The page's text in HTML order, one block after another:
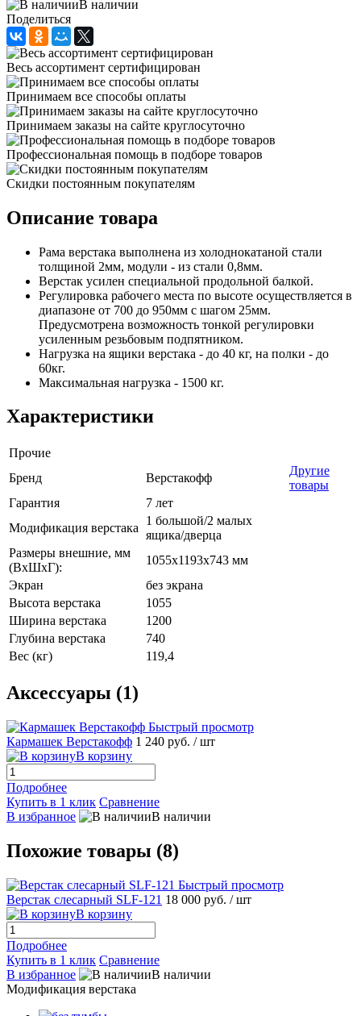
В наличии
Поделиться
Весь ассортимент сертифицирован
Принимаем все способы оплаты
Принимаем заказы на сайте круглосуточно
Профессиональная помощь в подборе товаров
Скидки постоянным покупателям
Описание товара
Рама верстака выполнена из холоднокатаной стали
толщиной 2мм, модули - из стали 0,8мм.
Верстак усилен специальной продольной балкой.
Регулировка рабочего места по высоте осуществляется в
диапазоне от 700 до 950мм с шагом 25мм.
Предусмотрена возможность тонкой регулировки
усиленным резьбовым подпятником.
Нагрузка на ящики верстака - до 40 кг, на полки - до
60кг.
Максимальная нагрузка - 1500 кг.
Характеристики
Прочие
Бренд
Верстакофф
Другие
товары
Гарантия
7 лет
Модификация верстака
1 большой/2 малых
ящика/дверца
Размеры внешние, мм
(ВхШхГ):
1055x1193x743 мм
Экран
без экрана
Высота верстака
1055
Ширина верстака
1200
Глубина верстака
740
Вес (кг)
119,4
Аксессуары (1)
Быстрый просмотр
Кармашек Верстакофф 1 240 руб. / шт
В корзину
Подробнее
Купить в 1 клик Сравнение
В избранное
В наличии
Похожие товары (8)
Быстрый просмотр
Верстак слесарный SLF-121 18 000 руб. / шт
В корзину
Подробнее
Купить в 1 клик Сравнение
В избранное
В наличии
Модификация верстака